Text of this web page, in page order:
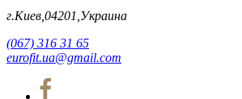
г.Киев,04201,Украина
(067) 316 31 65
eurofit.ua@gmail.com